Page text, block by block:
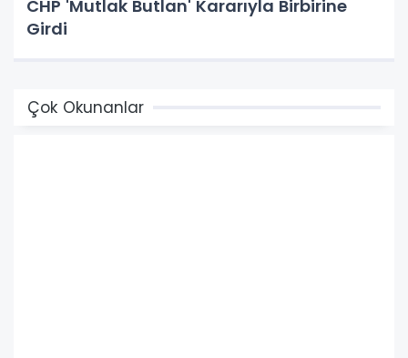
CHP 'Mutlak Butlan' Kararıyla Birbirine
Girdi
Çok Okunanlar